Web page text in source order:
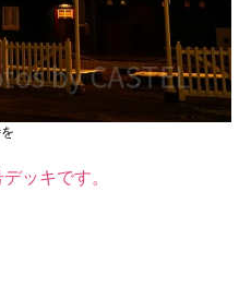
ッキです。